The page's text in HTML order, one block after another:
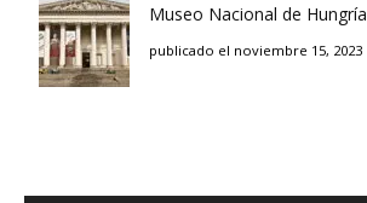
Museo Nacional de Hungría
publicado el noviembre 15, 2023